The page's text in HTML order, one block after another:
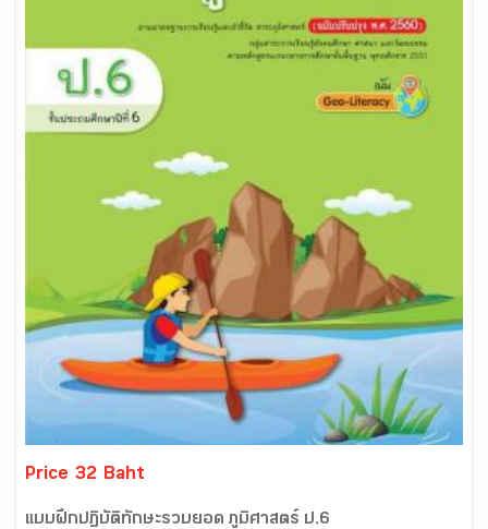
Price 32 Baht
แบบฝึกปฏิบัติทักษะรวบยอด ภูมิศาสตร์ ป.6